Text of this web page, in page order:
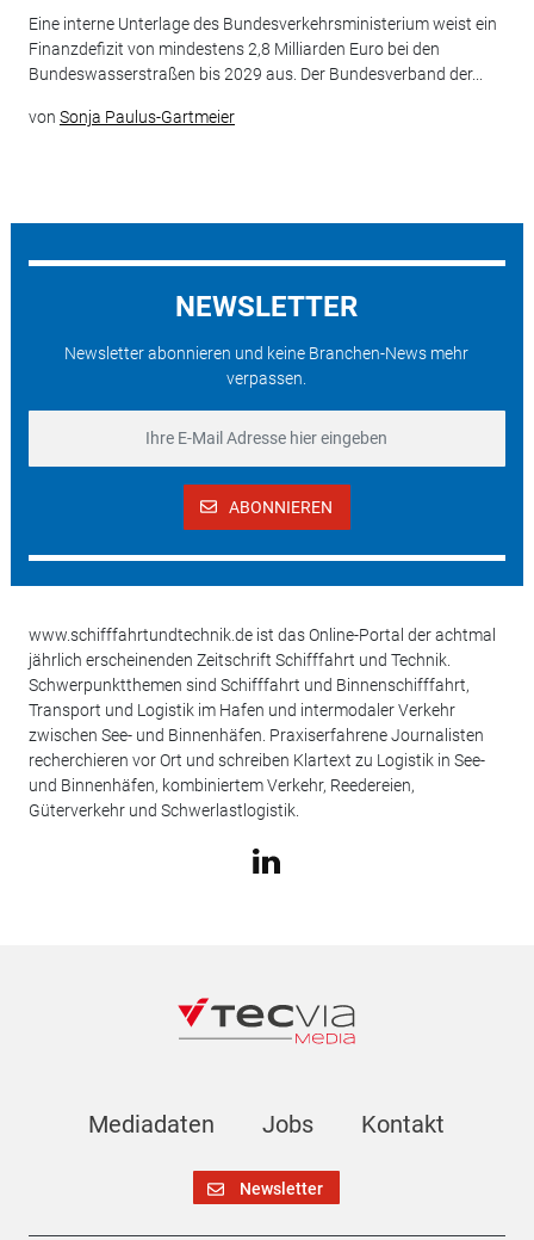
Eine interne Unterlage des Bundesverkehrsministerium weist ein
Finanzdefizit von mindestens 2,8 Milliarden Euro bei den
Bundeswasserstraßen bis 2029 aus. Der Bundesverband der...
von Sonja Paulus-Gartmeier
NEWSLETTER
Newsletter abonnieren und keine Branchen-News mehr
verpassen.
ABONNIEREN
www.schifffahrtundtechnik.de ist das Online-Portal der achtmal
jährlich erscheinenden Zeitschrift Schifffahrt und Technik.
Schwerpunktthemen sind Schifffahrt und Binnenschifffahrt,
Transport und Logistik im Hafen und intermodaler Verkehr
zwischen See- und Binnenhäfen. Praxiserfahrene Journalisten
recherchieren vor Ort und schreiben Klartext zu Logistik in See-
und Binnenhäfen, kombiniertem Verkehr, Reedereien,
Güterverkehr und Schwerlastlogistik.
Mediadaten Jobs Kontakt
Newsletter